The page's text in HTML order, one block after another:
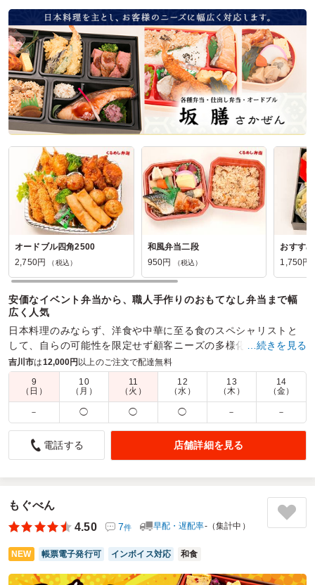
ご利用シーン：ロケ・撮影›撮影
参加者の年齢： 20代～30代 男女比：男性のみ
東京都中央区銀座2026/08/03
麻布洋食パッチョコーネの口コミをもっと見る
オードブル四角2500
2,750円
（税込）
和風弁当二段
950円
（税込）
おすす
1,750円
安価なイベント弁当から、職人手作りのおもてなし弁当まで幅
広く人気
日本料理のみならず、洋食や中華に至る食のスペシャリストと
して、自らの可能性を限定せず顧客ニーズの多様化に対応
中！！コスパの高い仕出し弁当なら当店へまずはご連絡くださ
い。
商品数： 締切日時： 1日前18:00 価格帯：
750円～2,750円
配達時間：
9:00～19:00
いつも配達してくれる､おばさんの愛想の良さが何よりも
地元神社のミヤナギ(環境整備)作業後のお昼弁当として注文
しました｡値段以上の内容でみんな満足でした｡今回で2回目
ですがメニューが多く
また次回もお願いしようと思います｡来年2月11日の御歩射に
は氏子全員分の料理を検討しようと思います｡予算と相談の
上メニューを決められれば､
…続きを見る
吉川市は12,000円以上のご注文で配達無料
9
（日）
10
（月）
11
（火）
12
（水）
13
（木）
14
（金）
－ ◯ ◯ ◯ － －
電話する 店舗詳細を見る
もぐべん
4.50
7件 早配・遅配率-（集計中）
NEW 帳票電子発行可 インボイス対応 和食